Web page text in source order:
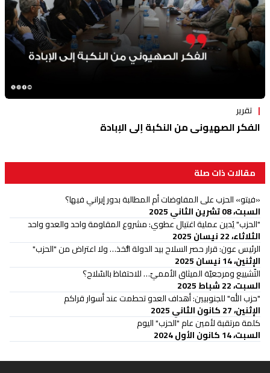
تقرير
الفكر الصهيوني من النكبة إلى الإبادة
مقالات ذات صلة
«فيتو» الحزب على المفاوضات أم المطالبة بدور إيراني فيها؟
السبت، 08 تشرين الثاني 2025
"الحزب" يُدين عملية اغتيال عطوي: مشروع المقاومة واحد والعدو واحد
الثلاثاء، 22 نيسان 2025
الرئيس عون: قرار حصر السلاح بيد الدولة اتُّخذ… ولا اعتراض من "الحزب"
الإثنين، 14 نيسان 2025
التّشييع ومرجعيّة الميثاق الأمميّ… للاحتفاظ بالسّلاح؟
السبت، 22 شباط 2025
"حزب الله" للجنوبيين: أهداف العدو تحطمت عند أسوار قراكم
الإثنين، 27 كانون الثاني 2025
كلمة مرتقبة لأمين عام "الحزب" اليوم
السبت، 14 كانون الأول 2024